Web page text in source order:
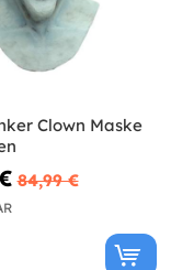
Clown Maske
84,99 €